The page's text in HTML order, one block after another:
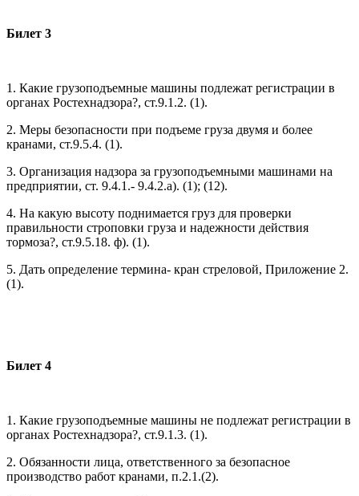
Билет 3
1. Какие грузоподъемные машины подлежат регистрации в
органах Ростехнадзора?, ст.9.1.2. (1).
2. Меры безопасности при подъеме груза двумя и более
кранами, ст.9.5.4. (1).
3. Организация надзора за грузоподъемными машинами на
предприятии, ст. 9.4.1.- 9.4.2.а). (1); (12).
4. На какую высоту поднимается груз для проверки
правильности строповки груза и надежности действия
тормоза?, ст.9.5.18. ф). (1).
5. Дать определение термина- кран стреловой, Приложение 2.
(1).
Билет 4
1. Какие грузоподъемные машины не подлежат регистрации в
органах Ростехнадзора?, ст.9.1.3. (1).
2. Обязанности лица, ответственного за безопасное
производство работ кранами, п.2.1.(2).